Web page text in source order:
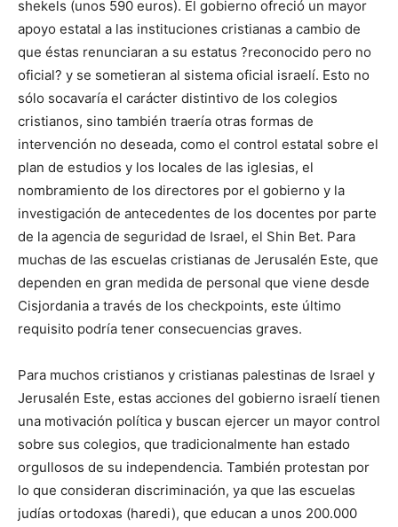
shekels (unos 590 euros). El gobierno ofreció un mayor
apoyo estatal a las instituciones cristianas a cambio de
que éstas renunciaran a su estatus ?reconocido pero no
oficial? y se sometieran al sistema oficial israelí. Esto no
sólo socavaría el carácter distintivo de los colegios
cristianos, sino también traería otras formas de
intervención no deseada, como el control estatal sobre el
plan de estudios y los locales de las iglesias, el
nombramiento de los directores por el gobierno y la
investigación de antecedentes de los docentes por parte
de la agencia de seguridad de Israel, el Shin Bet. Para
muchas de las escuelas cristianas de Jerusalén Este, que
dependen en gran medida de personal que viene desde
Cisjordania a través de los checkpoints, este último
requisito podría tener consecuencias graves.
Para muchos cristianos y cristianas palestinas de Israel y
Jerusalén Este, estas acciones del gobierno israelí tienen
una motivación política y buscan ejercer un mayor control
sobre sus colegios, que tradicionalmente han estado
orgullosos de su independencia. También protestan por
lo que consideran discriminación, ya que las escuelas
judías ortodoxas (haredi), que educan a unos 200.000